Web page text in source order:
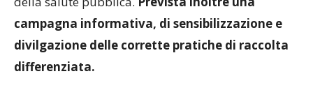
campagna informativa, di sensibilizzazione e
divilgazione delle corrette pratiche di raccolta
differenziata.